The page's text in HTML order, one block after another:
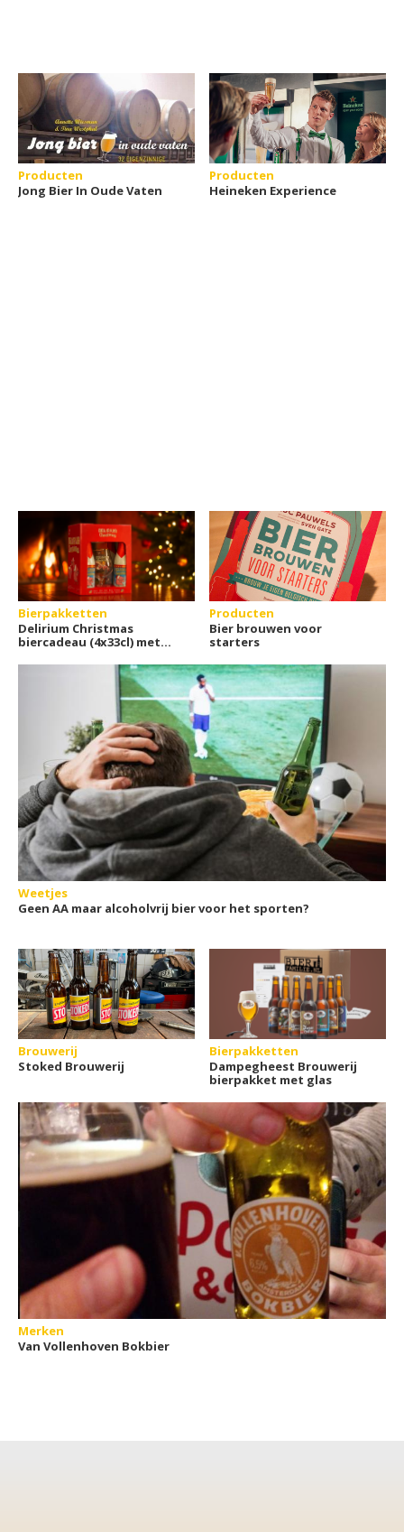
Producten
Jong Bier In Oude Vaten
Producten
Heineken Experience
Bierpakketten
Delirium Christmas
biercadeau (4x33cl) met
Producten
Bier brouwen voor
starters
Weetjes
Geen AA maar alcoholvrij bier voor het sporten?
Brouwerij
Stoked Brouwerij
Bierpakketten
Dampegheest Brouwerij
bierpakket met glas
Merken
Van Vollenhoven Bokbier